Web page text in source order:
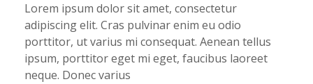
Lorem ipsum dolor sit amet, consectetur
adipiscing elit. Cras pulvinar enim eu odio
porttitor, ut varius mi consequat. Aenean tellus
ipsum, porttitor eget mi eget, faucibus laoreet
neque. Donec varius